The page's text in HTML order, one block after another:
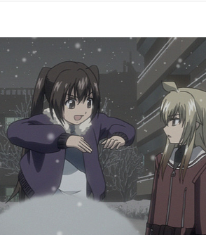
10
花
12杯
も